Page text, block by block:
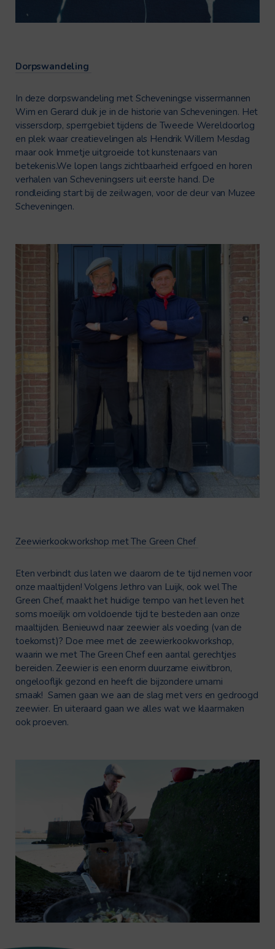
Dorpswandeling
In deze dorpswandeling met Scheveningse vissermannen
Wim en Gerard duik je in de historie van Scheveningen. Het
vissersdorp, sperrgebiet tijdens de Tweede Wereldoorlog
en plek waar creatievelingen als Hendrik Willem Mesdag
maar ook Immetje uitgroeide tot kunstenaars van
betekenis.We lopen langs zichtbaarheid erfgoed en horen
verhalen van Scheveningsers uit eerste hand. De
rondleiding start bij de zeilwagen, voor de deur van Muzee
Scheveningen.
Zeewierkookworkshop met The Green Chef
Eten verbindt dus laten we daarom de te tijd nemen voor
onze maaltijden! Volgens Jethro van Luijk, ook wel The
Green Chef, maakt het huidige tempo van het leven het
soms moeilijk om voldoende tijd te besteden aan onze
maaltijden. Benieuwd naar zeewier als voeding (van de
toekomst)? Doe mee met de zeewierkookworkshop,
waarin we met The Green Chef een aantal gerechtjes
bereiden. Zeewier is een enorm duurzame eiwitbron,
ongelooflijk gezond en heeft die bijzondere umami
smaak! Samen gaan we aan de slag met vers en gedroogd
zeewier. En uiteraard gaan we alles wat we klaarmaken
ook proeven.